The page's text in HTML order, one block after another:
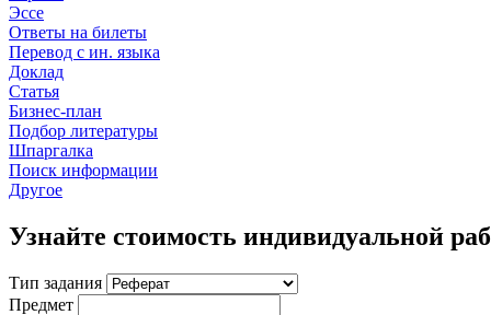
Эссе
Ответы на билеты
Перевод с ин. языка
Доклад
Статья
Бизнес-план
Подбор литературы
Шпаргалка
Поиск информации
Другое
Узнайте стоимость индивидуальной
Тип задания
Предмет